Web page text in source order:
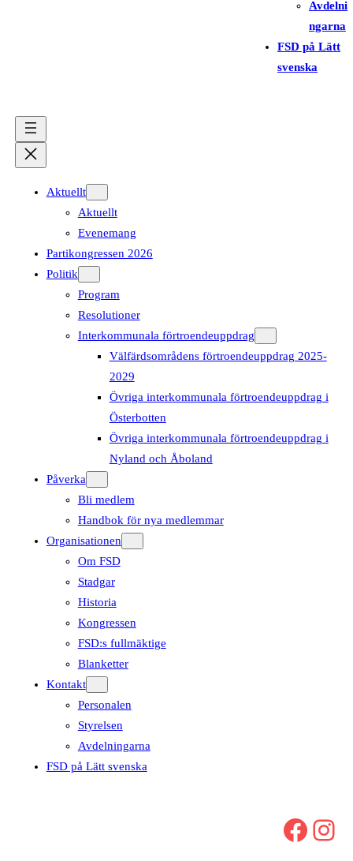
Avdelni
ngarna
FSD på Lätt
svenska
Aktuellt
Aktuellt
Evenemang
Partikongressen 2026
Politik
Program
Resolutioner
Interkommunala förtroendeuppdrag
Välfärdsområdens förtroendeuppdrag 2025-
2029
Övriga interkommunala förtroendeuppdrag i
Österbotten
Övriga interkommunala förtroendeuppdrag i
Nyland och Åboland
Påverka
Bli medlem
Handbok för nya medlemmar
Organisationen
Om FSD
Stadgar
Historia
Kongressen
FSD:s fullmäktige
Blanketter
Kontakt
Personalen
Styrelsen
Avdelningarna
FSD på Lätt svenska
Facebook Instagram